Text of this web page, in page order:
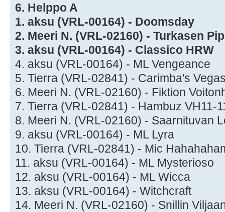
6. Helppo A
1. aksu (VRL-00164) - Doomsday
2. Meeri N. (VRL-02160) - Turkasen
3. aksu (VRL-00164) - Classico HRW
4. aksu (VRL-00164) - ML Vengeance
5. Tierra (VRL-02841) - Carimba's
6. Meeri N. (VRL-02160) - Fiktion
7. Tierra (VRL-02841) - Hambuz VH11-
8. Meeri N. (VRL-02160) - Saarnituvan
9. aksu (VRL-00164) - ML Lyra
10. Tierra (VRL-02841) - Mic
11. aksu (VRL-00164) - ML Mysterioso
12. aksu (VRL-00164) - ML Wicca
13. aksu (VRL-00164) - Witchcraft
14. Meeri N. (VRL-02160) - Snillin